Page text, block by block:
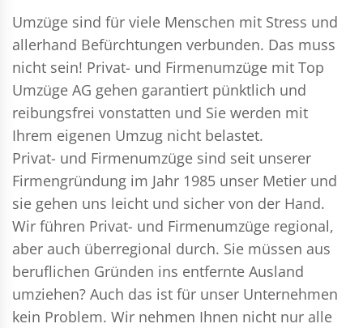
Umzüge sind für viele Menschen mit Stress und
allerhand Befürchtungen verbunden. Das muss
nicht sein! Privat- und Firmenumzüge mit Top
Umzüge AG gehen garantiert pünktlich und
reibungsfrei vonstatten und Sie werden mit
Ihrem eigenen Umzug nicht belastet.
Privat- und Firmenumzüge sind seit unserer
Firmengründung im Jahr 1985 unser Metier und
sie gehen uns leicht und sicher von der Hand.
Wir führen Privat- und Firmenumzüge regional,
aber auch überregional durch. Sie müssen aus
beruflichen Gründen ins entfernte Ausland
umziehen? Auch das ist für unser Unternehmen
kein Problem. Wir nehmen Ihnen nicht nur alle